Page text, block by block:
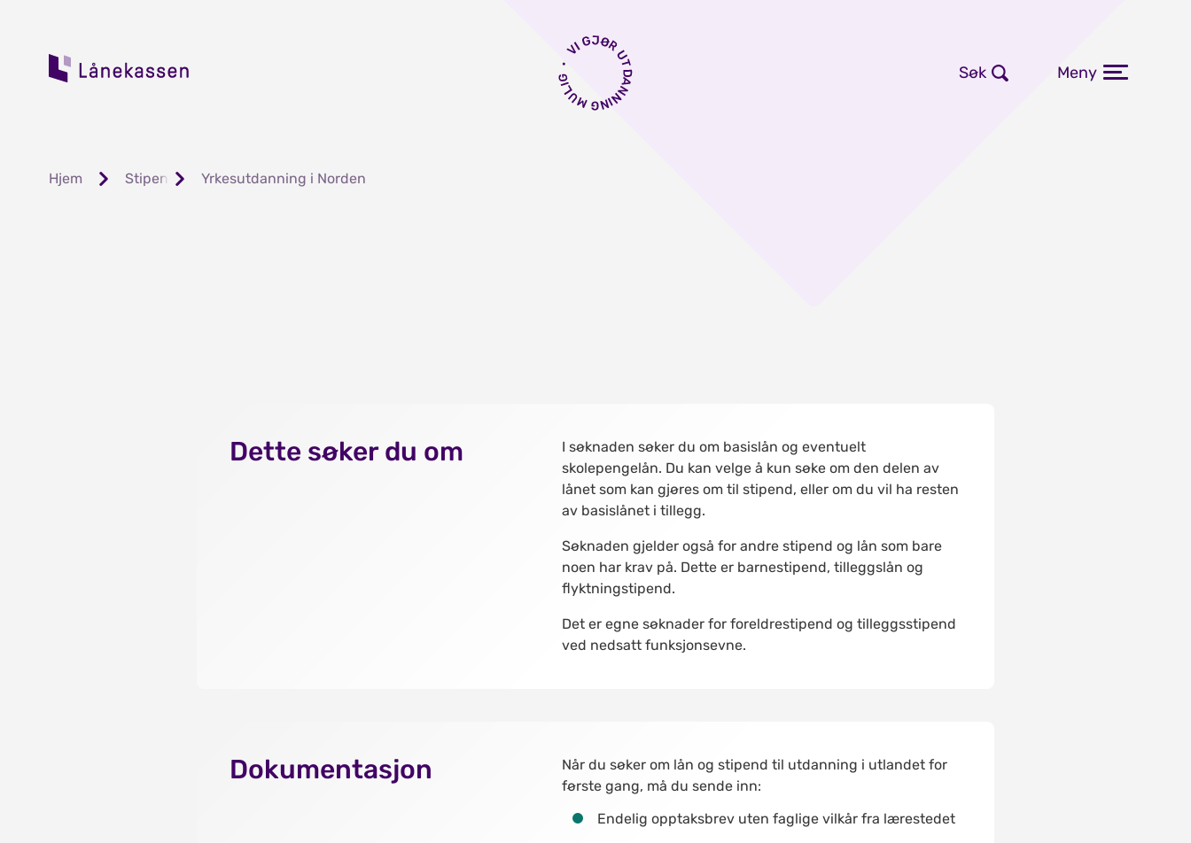
Søk Meny
Hjem Stipend og lånYrkesutdanning i Norden
Dette søker du om
I søknaden søker du om basislån og eventuelt
skolepengelån. Du kan velge å kun søke om den delen av
lånet som kan gjøres om til stipend, eller om du vil ha resten
av basislånet i tillegg.
Søknaden gjelder også for andre stipend og lån som bare
noen har krav på. Dette er barnestipend, tilleggslån og
flyktningstipend.
Det er egne søknader for foreldrestipend og tilleggsstipend
ved nedsatt funksjonsevne.
Dokumentasjon
Når du søker om lån og stipend til utdanning i utlandet for
første gang, må du sende inn:
Endelig opptaksbrev uten faglige vilkår fra lærestedet